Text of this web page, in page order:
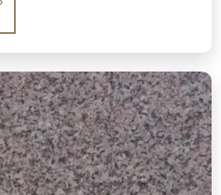
и коммерческих
в полированной,
отделке. Поставляется
с надежной упаковкой и
для B2B.